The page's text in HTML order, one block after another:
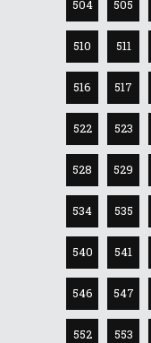
504 505
510 511
516 517
522 523
528 529
534 535
540 541
546 547
552 553